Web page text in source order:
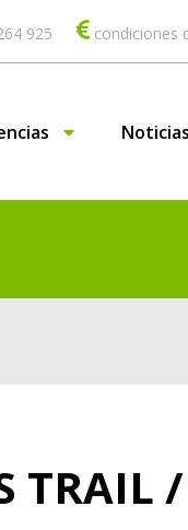
925 condiciones
Noticias
TRAIL